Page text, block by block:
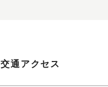
交通アクセス